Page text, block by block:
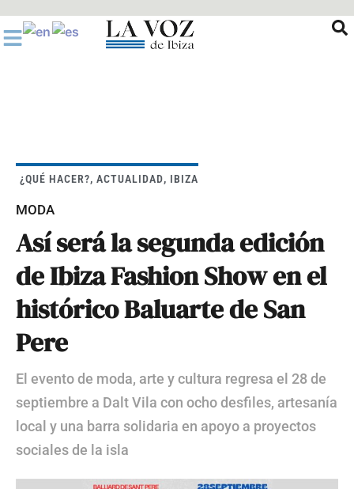
al
contenido
¿QUÉ HACER?, ACTUALIDAD, IBIZA
MODA
Así será la segunda edición
de Ibiza Fashion Show en el
histórico Baluarte de San
Pere
El evento de moda, arte y cultura regresa el 28 de
septiembre a Dalt Vila con ocho desfiles, artesanía
local y una barra solidaria en apoyo a proyectos
sociales de la isla